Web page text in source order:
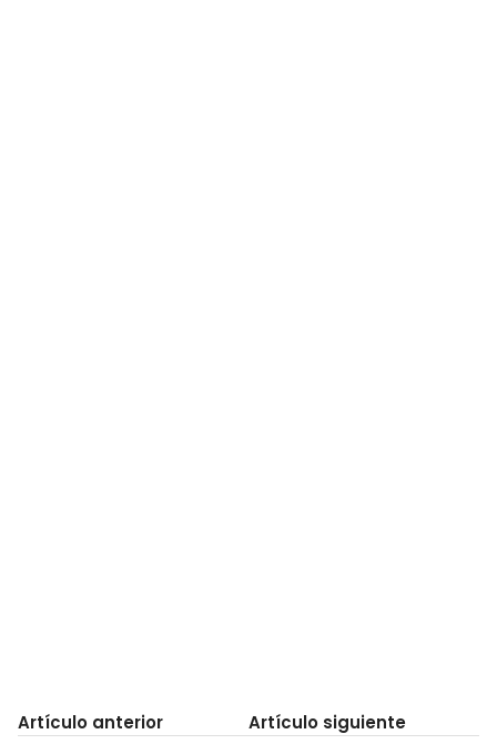
Artículo anterior Artículo siguiente